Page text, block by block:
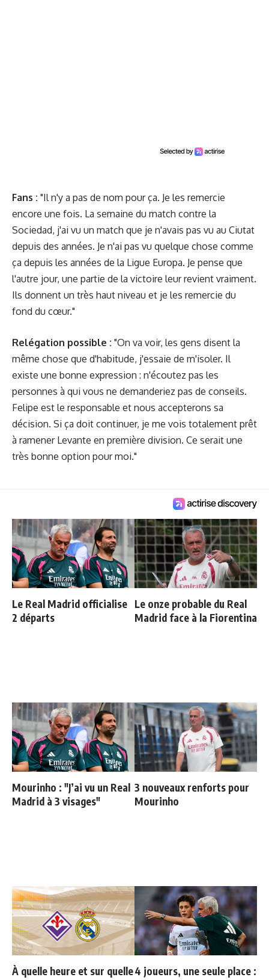
Fans : "Il n'y a pas de nom pour ça. Je les remercie
encore une fois. La semaine du match contre la
Sociedad, j'ai vu un match que je n'avais pas vu au Ciutat
depuis des années. Je n'ai pas vu quelque chose comme
ça depuis les années de la Ligue Europa. Je pense que
l'autre jour, une partie de la victoire leur revient vraiment.
Ils donnent un très haut niveau et je les remercie du
fond du cœur."
Relégation possible : "On va voir, les gens disent la
même chose que d'habitude, j'essaie de m'isoler. Il
existe une bonne expression : n'écoutez pas les
personnes à qui vous ne demanderiez pas de conseils.
Felipe est le responsable et nous accepterons sa
décision. Si ça doit continuer, je me vois totalement prêt
à ramener Levante en première division. Ce serait une
très bonne option pour moi."
Le Real Madrid officialise
2 départs
Le onze probable du Real
Madrid face à la Fiorentina
Mourinho : "J’ai vu un Real
Madrid à 3 visages"
3 nouveaux renforts pour
Mourinho
À quelle heure et sur quelle4 joueurs, une seule place :